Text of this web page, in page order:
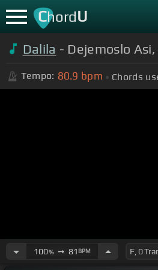
ChordU
Dalila - Dejemoslo
Tempo: 80.9 bpm Chords
100%➙ 81 BPM